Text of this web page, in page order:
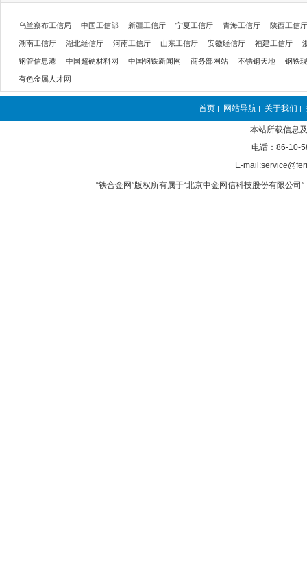
乌兰察布工信局 中国工信部 新疆工信厅 宁夏工信厅 青海工信厅 陕西工信厅
湖南工信厅 湖北经信厅 河南工信厅 山东工信厅 安徽经信厅 福建工信厅
钢管信息港 中国超硬材料网 中国钢铁新闻网 商务部网站 不锈钢天地 钢铁
有色金属人才网
首页 | 网站导航 | 关于我们 |
本站所载信息
电话：86-10-
E-
“铁合金网”版权所有属于“北京中金网信科技股份有限公司